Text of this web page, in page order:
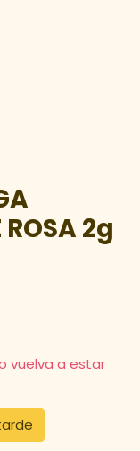
2g
vuelva a estar